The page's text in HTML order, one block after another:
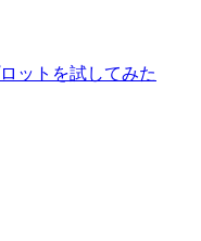
ットを試してみた